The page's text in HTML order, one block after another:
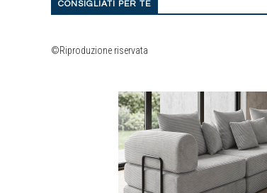
CONSIGLIATI PER TE
©Riproduzione riservata